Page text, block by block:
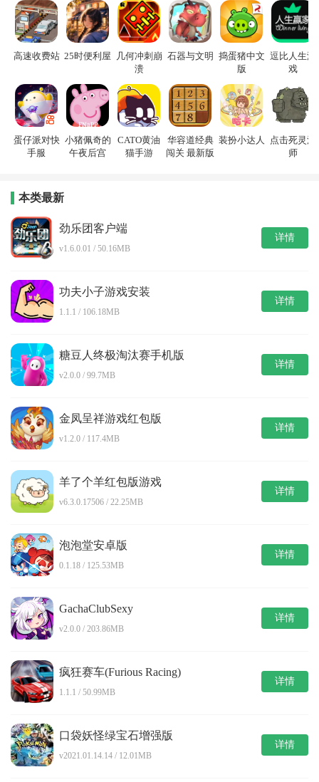
高速收费站 25时便利屋
几何冲刺崩
溃
石器与文明 捣蛋猪中文
版
逗比人生游
戏
蛋仔派对快
手服
小猪佩奇的
午夜后宫
CATO黄油
猫手游
华容道经典
闯关 最新版
装扮小达人
点击死灵法
师
本类最新
劲乐团客户端
v1.6.0.01 / 50.16MB
详情
功夫小子游戏安装
1.1.1 / 106.18MB
详情
糖豆人终极淘汰赛手机版
v2.0.0 / 99.7MB
详情
金凤呈祥游戏红包版
v1.2.0 / 117.4MB
详情
羊了个羊红包版游戏
v6.3.0.17506 / 22.25MB
详情
泡泡堂安卓版
0.1.18 / 125.53MB
详情
GachaClubSexy
v2.0.0 / 203.86MB
详情
疯狂赛车(Furious Racing)
1.1.1 / 50.99MB
详情
口袋妖怪绿宝石增强版
v2021.01.14.14 / 12.01MB
详情